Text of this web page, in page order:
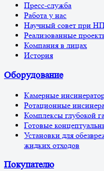
Пресс-служба
Работа у нас
Научный совет при
Реализованные
Компания в лицах
История
Оборудование
Камерные
Ротационные
Комплексы глубокой
Готовые
Установки для
жидких отходов
Покупателю